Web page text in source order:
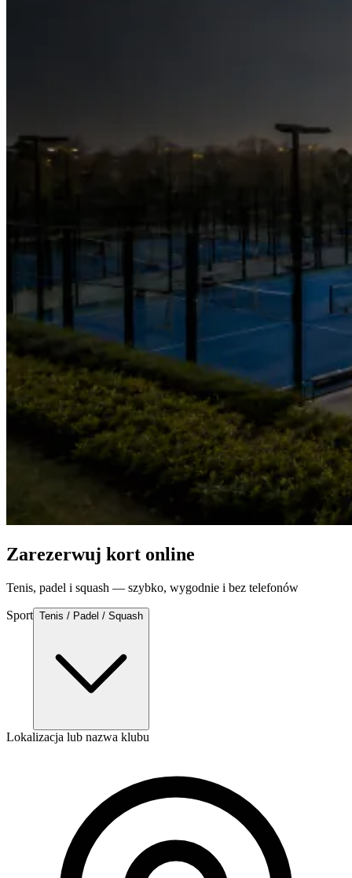
Zarezerwuj kort online
Tenis, padel i squash — szybko, wygodnie i bez telefonów
Sport Tenis / Padel / Squash
Lokalizacja lub nazwa klubu